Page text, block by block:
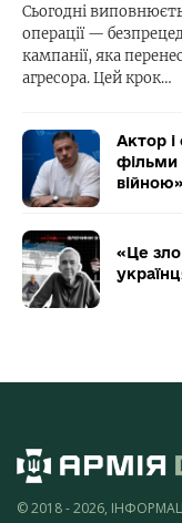
Сьогодні
операції —
кампанії, яка
агресора. Цей крок…
Актор
фільми
війною»
«Це
© 2018 - 2026,